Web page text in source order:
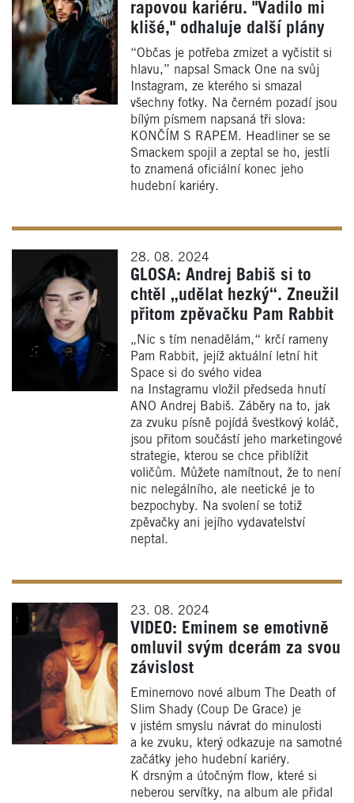
rapovou kariéru. "Vadilo mi
klišé," odhaluje další plány
“Občas je potřeba zmizet a vyčistit si
hlavu,” napsal Smack One na svůj
Instagram, ze kterého si smazal
všechny fotky. Na černém pozadí jsou
bílým písmem napsaná tři slova:
KONČÍM S RAPEM. Headliner se se
Smackem spojil a zeptal se ho, jestli
to znamená oficiální konec jeho
hudební kariéry.
28. 08. 2024
GLOSA: Andrej Babiš si to
chtěl „udělat hezký“. Zneužil
přitom zpěvačku Pam Rabbit
„Nic s tím nenadělám,“ krčí rameny
Pam Rabbit, jejíž aktuální letní hit
Space si do svého videa
na Instagramu vložil předseda hnutí
ANO Andrej Babiš. Záběry na to, jak
za zvuku písně pojídá švestkový koláč,
jsou přitom součástí jeho marketingové
strategie, kterou se chce přiblížit
voličům. Můžete namítnout, že to není
nic nelegálního, ale neetické je to
bezpochyby. Na svolení se totiž
zpěvačky ani jejího vydavatelství
neptal.
23. 08. 2024
VIDEO: Eminem se emotivně
omluvil svým dcerám za svou
závislost
Eminemovo nové album The Death of
Slim Shady (Coup De Grace) je
v jistém smyslu návrat do minulosti
a ke zvuku, který odkazuje na samotné
začátky jeho hudební kariéry.
K drsným a útočným flow, které si
neberou servítky, na album ale přidal